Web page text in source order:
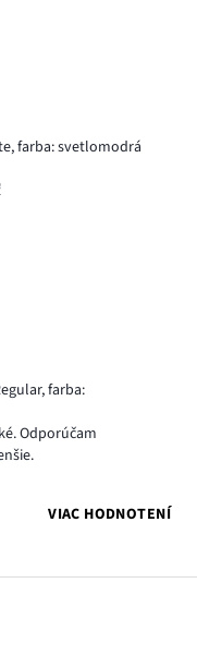
farba: svetlomodrá
farba:
Odporúčam
VIAC HODNOTENÍ